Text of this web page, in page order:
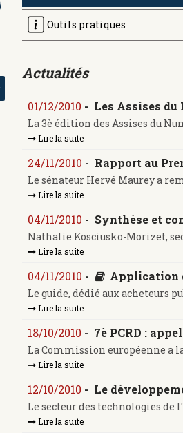
Outils pratiques
Actualités
01/12/2010 - Les Assises du
La 3è édition des Assises du
Lire la suite
24/11/2010 - Rapport au
Le sénateur Hervé Maurey a
Lire la suite
04/11/2010 - Synthèse et
Nathalie Kosciusko-Morizet,
Lire la suite
04/11/2010 - Application
Le guide, dédié aux acheteurs
Lire la suite
18/10/2010 - 7è PCRD :
La Commission européenne a
Lire la suite
12/10/2010 - Le
Le secteur des technologies
Lire la suite